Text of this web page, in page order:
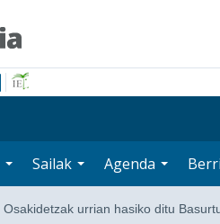
Sailak Agenda
Osakidetzak urrian hasiko ditu